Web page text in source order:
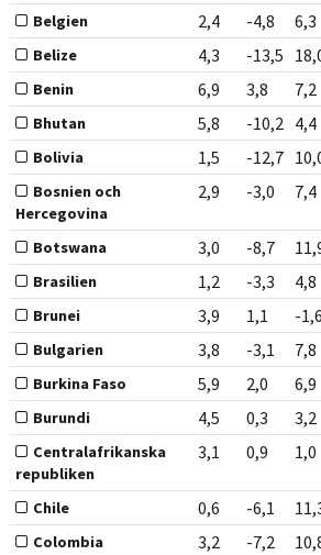
Belgien 2,4 -4,8 6,3
Belize 4,3 -13,5
Benin 6,9 3,8 7,2
Bhutan 5,8 -10,2 4,4
Bolivia 1,5 -12,7
Bosnien och
Hercegovina
2,9 -3,0 7,4
Botswana 3,0 -8,7
Brasilien 1,2 -3,3 4,8
Brunei 3,9 1,1 -1,6
Bulgarien 3,8 -3,1 7,8
Burkina Faso 5,9 2,0 6,9
Burundi 4,5 0,3 3,2
Centralafrikanska
republiken
3,1 0,9 1,0
Chile 0,6 -6,1
Colombia 3,2 -7,2